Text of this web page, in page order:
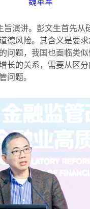
魏革军
旨演讲。彭文生首先
德风险。其含义是要
问题，我国也面临类
长的关系，需要从区
问题。